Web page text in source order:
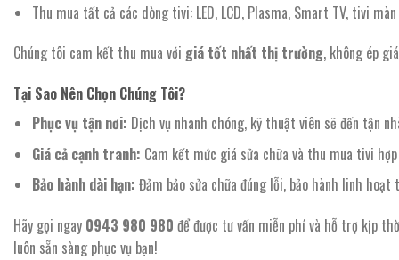
Thu mua tất cả các dòng tivi: LED, LCD, Plasma, Smart TV, tivi
Chúng tôi cam kết thu mua với giá tốt nhất thị trường, không ép
Tại Sao Nên Chọn Chúng Tôi?
Phục vụ tận nơi: Dịch vụ nhanh chóng, kỹ thuật viên sẽ đến tận
Giá cả cạnh tranh: Cam kết mức giá sửa chữa và thu mua tivi
Bảo hành dài hạn: Đảm bảo sửa chữa đúng lỗi, bảo hành linh
Hãy gọi ngay 0943 980 980 để được tư vấn miễn phí và hỗ trợ kịp
luôn sẵn sàng phục vụ bạn!